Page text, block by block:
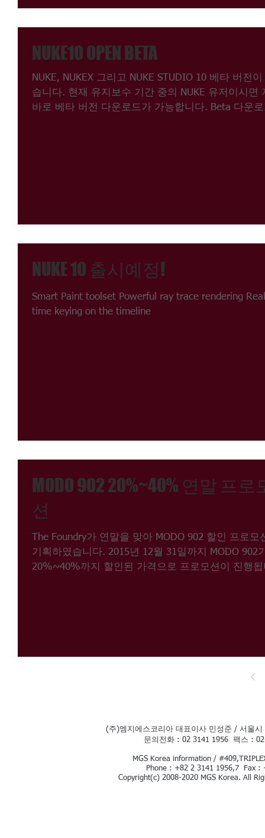
NUKE10 OPEN BETA
NUKE, NUKEX 그리고 NUKE STUDIO 10 베타 버전
습니다. 현재 유지보수 기간 중의 NUKE 유저이시면
바로 베타 버전 다운로드가 가능합니다. Beta 다운
NUKE 10 출시예정!
Smart Paint toolset Powerful ray trace rendering
time keying on the timeline
MODO 902 20%~40% 연말 프로
션
The Foundry가 연말을 맞아 MODO 902 할인 프로모
기획하였습니다. 2015년 12월 31일까지 MODO 902
20%~40%까지 할인된 가격으로 프로모션이 진행됩
(주)엠지에스코리아 대표이사 민성준 / 서울
문의전화 : 02 3141 1956 팩스 :
MGS Korea information /
Phone : +82 2 3141 1956,7 Fax
Copyright(c) 2008-2020 MGS Korea. All